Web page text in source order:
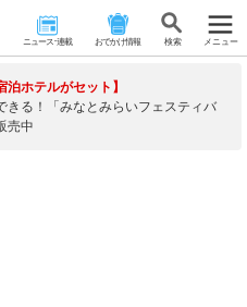
ニュース･連載 おでかけ情報 検 索 メニュー
泊ホテルがセット】
きる！「みなとみらいフェスティバ
売中